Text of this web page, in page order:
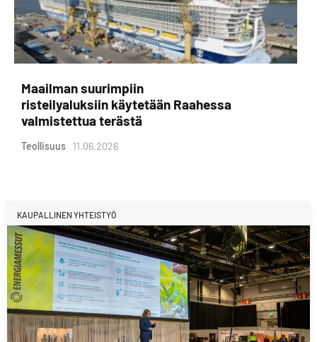
Maailman suurimpiin
risteilyaluksiin käytetään Raahessa
valmistettua terästä
Teollisuus 11.06.2026
KAUPALLINEN YHTEISTYÖ